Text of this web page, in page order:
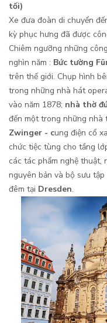
tối)
Xe đưa đoàn di chuyển
kỳ phục hưng đã được
Chiêm ngưỡng những
nghìn năm : Bức tường
trên thế giới. Chụp hình
trong những nhà hát
vào năm 1878; nhà thờ
đến một trong những nhà
Zwinger - cung điện cổ
chức tiệc tùng cho tầng
các tác phẩm nghệ
nguyên bản và bộ sưu
đêm tại Dresden.